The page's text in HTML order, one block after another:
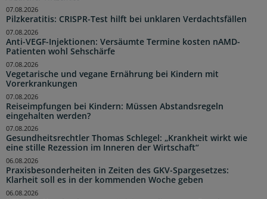
Pilzkeratitis: CRISPR-Test hilft bei unklaren Verdachtsfällen
07.08.2026
Anti-VEGF-Injektionen: Versäumte Termine kosten nAMD-
Patienten wohl Sehschärfe
07.08.2026
Vegetarische und vegane Ernährung bei Kindern mit
Vorerkrankungen
07.08.2026
Reiseimpfungen bei Kindern: Müssen Abstandsregeln
eingehalten werden?
07.08.2026
Gesundheitsrechtler Thomas Schlegel: „Krankheit wirkt wie
eine stille Rezession im Inneren der Wirtschaft“
07.08.2026
Praxisbesonderheiten in Zeiten des GKV-Spargesetzes:
Klarheit soll es in der kommenden Woche geben
06.08.2026
06.08.2026